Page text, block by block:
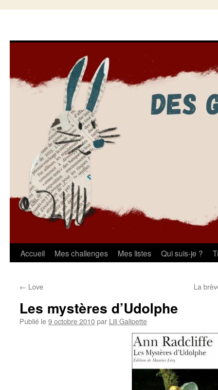
Aller
contenu
Accueil Mes challenges Mes listes Qui suis-je ?
← Love La
Les mystères d’Udolphe
Publié le9 octobre 2010par Lili Galipette